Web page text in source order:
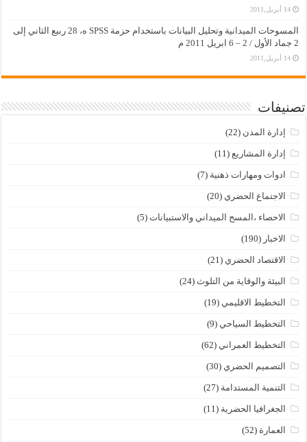
14 أبريل,2011
المسوحات الميدانية وتحليل البيانات باستخدام حزمة SPSS ه، 28 ربيع الثاني إلى
2 جماد الأول / 2 – 6 ابريل 2011 م
14 أبريل,2011
تصنيفات
إدارة المدن (22)
إدارة المشاريع (11)
ادوات ومهارات ذهنية (7)
الاجتماع الحضري (20)
الاحصاء ،المسح الميداني والاستبيانات (5)
الاخبار (190)
الاقتصاد الحضري (21)
البيئة والوقاية من التلوث (24)
التخطيط الاقليمي (19)
التخطيط السياحي (9)
التخطيط العمراني (62)
التصميم الحضري (30)
التنمية المستدامة (27)
الجغرافيا الحضرية (11)
العمارة (52)